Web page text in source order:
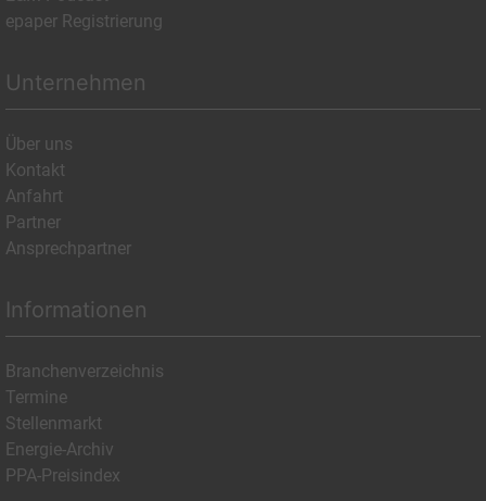
epaper Registrierung
Unternehmen
Über uns
Kontakt
Anfahrt
Partner
Ansprechpartner
Informationen
Branchenverzeichnis
Termine
Stellenmarkt
Energie-Archiv
PPA-Preisindex